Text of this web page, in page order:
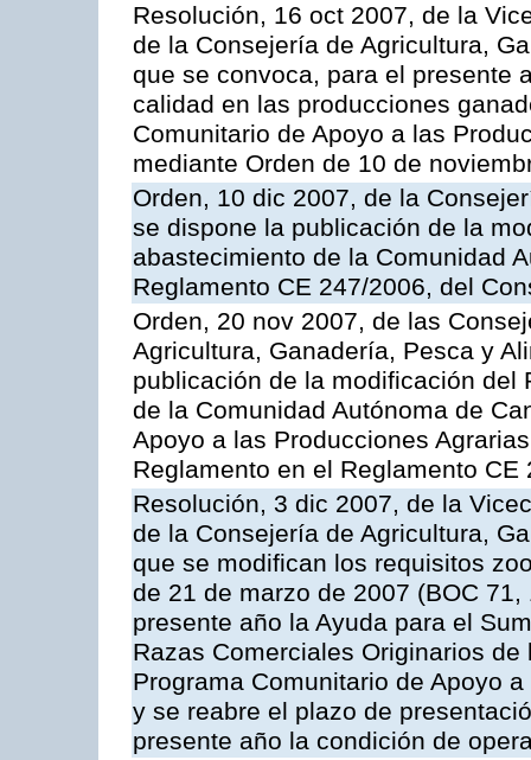
Resolución, 16 oct 2007, de la
de la Consejería de Agricultura,
que se convoca, para el presente
calidad en las producciones
Comunitario de Apoyo a las
mediante Orden de 10 de
Orden, 10 dic 2007, de la
se dispone la publicación de la
abastecimiento de la Comunidad
Reglamento CE 247/2006, del
Orden, 20 nov 2007, de las
Agricultura, Ganadería, Pesca y
publicación de la modificación del
de la Comunidad Autónoma de
Apoyo a las Producciones
Reglamento en el Reglamento
Resolución, 3 dic 2007, de la
de la Consejería de Agricultura,
que se modifican los requisitos
de 21 de marzo de 2007 (BOC
presente año la Ayuda para el
Razas Comerciales Originarios
Programa Comunitario de Apoyo
y se reabre el plazo de
presente año la condición de